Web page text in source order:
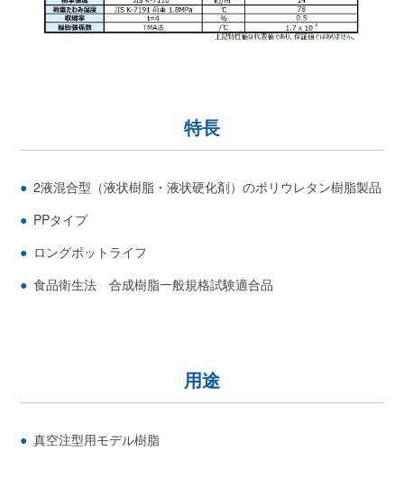
特長
2液混合型（液状樹脂・液状硬化剤）のポリウレタン樹脂製品
PPタイプ
ロングポットライフ
食品衛生法 合成樹脂一般規格試験適合品
用途
真空注型用モデル樹脂